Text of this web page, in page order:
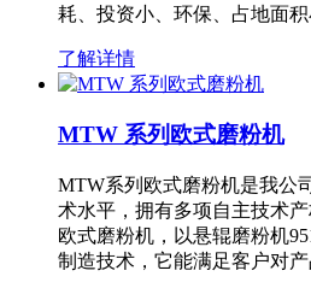
耗、投资小、环保、占地面
了解详情
MTW 系列欧式磨粉机
MTW系列欧式磨粉机是我公
术水平，拥有多项自主技术
欧式磨粉机，以悬辊磨粉机
制造技术，它能满足客户对